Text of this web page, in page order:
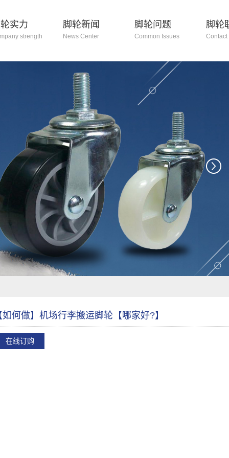
实力
strength
脚轮新闻
News Center
脚轮问题
Common Issues
脚轮
Contact
如何做】机场行李搬运脚轮【哪家好?】
在线订购